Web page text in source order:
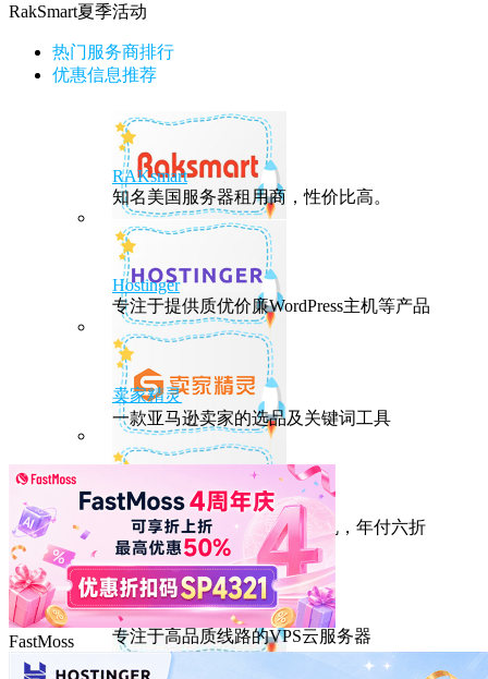
RakSmart夏季活动
热门服务商排行
优惠信息推荐
RAKsmart
知名美国服务器租用商，性价比高。
Hostinger
专注于提供质优价廉WordPress主机等产品
卖家精灵
一款亚马逊卖家的选品及关键词工具
HostEase
性能出众的高性价比美国主机，年付六折
DMIT
专注于高品质线路的VPS云服务器
FastMoss